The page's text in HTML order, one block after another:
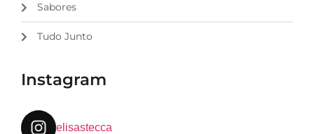
Sabores
Tudo Junto
Instagram
elisastecca